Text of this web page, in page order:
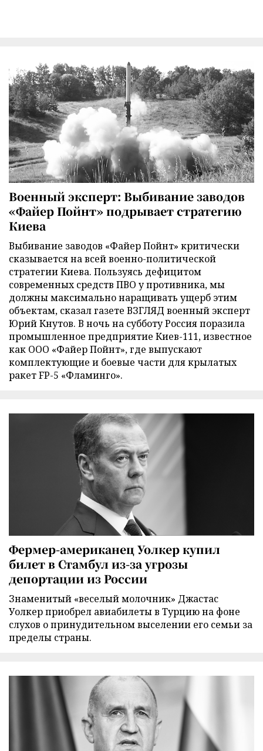
Военный эксперт: Выбивание заводов
«Файер Пойнт» подрывает стратегию
Киева
Выбивание заводов «Файер Пойнт» критически
сказывается на всей военно-политической
стратегии Киева. Пользуясь дефицитом
современных средств ПВО у противника, мы
должны максимально наращивать ущерб этим
объектам, сказал газете ВЗГЛЯД военный эксперт
Юрий Кнутов. В ночь на субботу Россия поразила
промышленное предприятие Киев-111, известное
как ООО «Файер Пойнт», где выпускают
комплектующие и боевые части для крылатых
ракет FP-5 «Фламинго».
Фермер-американец Уолкер купил
билет в Стамбул из-за угрозы
депортации из России
Знаменитый «веселый молочник» Джастас
Уолкер приобрел авиабилеты в Турцию на фоне
слухов о принудительном выселении его семьи за
пределы страны.